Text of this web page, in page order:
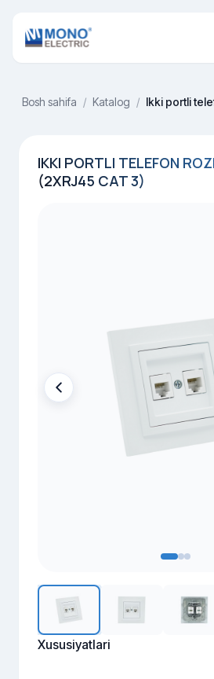
Bosh sahifa / Katalog /
IKKI PORTLI TELEFON
(2XRJ45 CAT 3)
Xususiyatlari